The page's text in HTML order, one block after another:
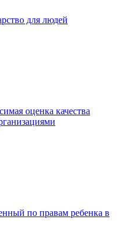
для людей
оценка качества
по правам ребенка в